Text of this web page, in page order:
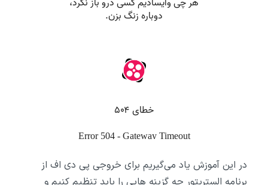
در این آموزش یاد می‌گیریم برای خروجی پی دی اف از
برنامه الستریتور چه گزینه هایی را باید تنظیم کنیم و